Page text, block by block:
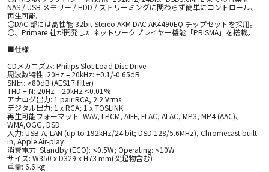
NAS / USB メモリー / HDD / ストリーミングに関わらず簡単にコントロール、
再生可能。
〇DAC 部には高性能 32bit Stereo AKM DAC AK4490EQ チップセットを採用。
〇、Primare 社が開発したネットワークプレイヤー機能「PRISMA」を搭載。
■仕様
CDメカニズム: Philips Slot Load Disc Drive
周波数特性: 20Hz – 20kHz: +0.1/-0.65dB
SN比: >80dB (AES17 filter)
THD + N: 20Hz – 20kHz <0.01%
アナログ出力: 1 pair RCA, 2.2 Vrms
デジタル出力: 1 x RCA; 1 x TOSLINK
再生可能フォーマット: WAV, LPCM, AIFF, FLAC, ALAC, MP3, MP4 (AAC)、
WMA,OGG, DSD
入力: USB-A, LAN (up to 192kHz/24 bit; DSD 128/5.6MHz), Chromecast built-
in, Apple Air-play
消費電力: Standby (ECO): <0.5W; Operating: <10W
サイズ: W350 x D329 x H73 mm(突起物含む)
重量: 6.6 kg